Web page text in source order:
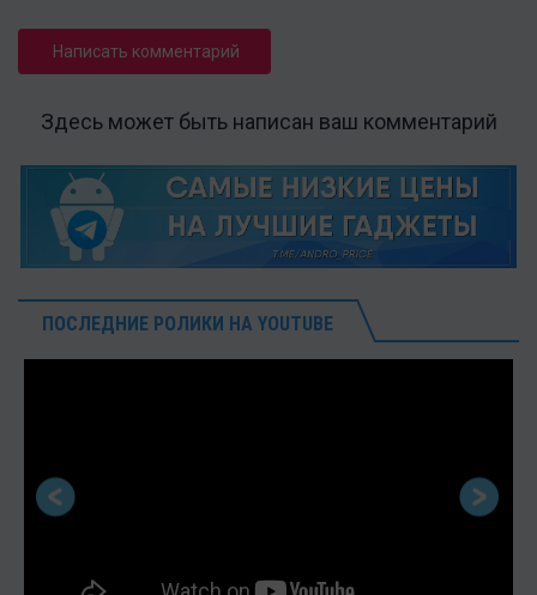
Написать комментарий
Здесь может быть написан ваш комментарий
ПОСЛЕДНИЕ РОЛИКИ НА YOUTUBE